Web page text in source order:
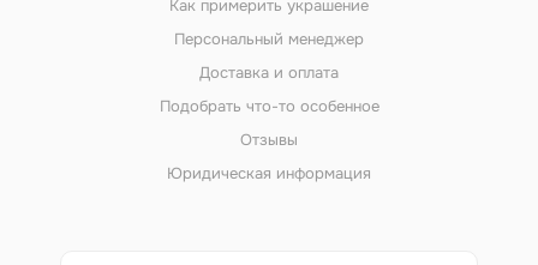
Как примерить украшение
Персональный менеджер
Доставка и оплата
Подобрать что-то особенное
Отзывы
Юридическая информация